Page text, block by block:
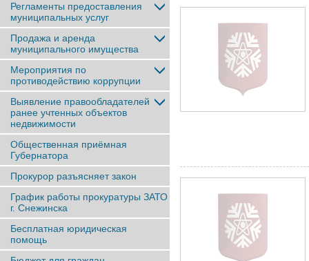
Регламенты предоставления
муниципальных услуг
Продажа и аренда
муниципального имущества
Мероприятия по
противодействию коррупции
Выявление правообладателей
ранее учтенныx объектов
недвижимости
Общественная приёмная
Губернатора
Прокурор разъясняет закон
График работы прокуратуры ЗАТО
г. Снежинска
Бесплатная юридическая
помощь